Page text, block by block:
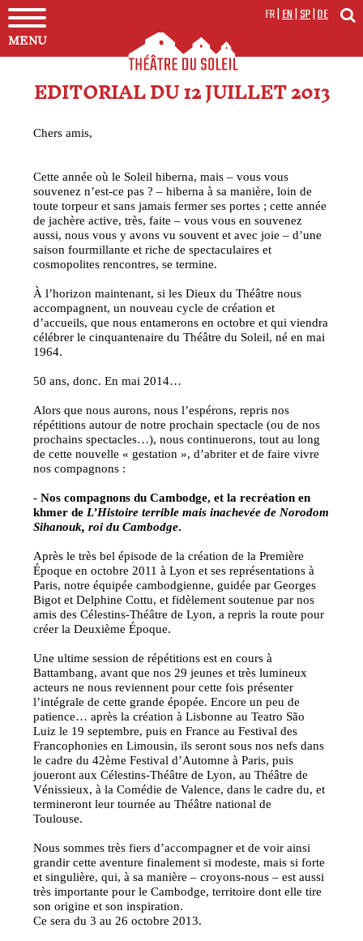
MENU
FR|EN|SP|DE
EDITORIAL DU 12 JUILLET 2013
Chers amis,
Cette année où le Soleil hiberna, mais – vous vous
souvenez n’est-ce pas ? – hiberna à sa manière, loin de
toute torpeur et sans jamais fermer ses portes ; cette année
de jachère active, très, faite – vous vous en souvenez
aussi, nous vous y avons vu souvent et avec joie – d’une
saison fourmillante et riche de spectaculaires et
cosmopolites rencontres, se termine.
À l’horizon maintenant, si les Dieux du Théâtre nous
accompagnent, un nouveau cycle de création et
d’accueils, que nous entamerons en octobre et qui viendra
célébrer le cinquantenaire du Théâtre du Soleil, né en mai
1964.
50 ans, donc. En mai 2014…
Alors que nous aurons, nous l’espérons, repris nos
répétitions autour de notre prochain spectacle (ou de nos
prochains spectacles…), nous continuerons, tout au long
de cette nouvelle « gestation », d’abriter et de faire vivre
nos compagnons :
-Nos compagnons du Cambodge, et la recréation en
khmer de L’Histoire terrible mais inachevée de Norodom
Sihanouk, roi du Cambodge.
Après le très bel épisode de la création de la Première
Époque en octobre 2011 à Lyon et ses représentations à
Paris, notre équipée cambodgienne, guidée par Georges
Bigot et Delphine Cottu, et fidèlement soutenue par nos
amis des Célestins-Théâtre de Lyon, a repris la route pour
créer la Deuxième Époque.
Une ultime session de répétitions est en cours à
Battambang, avant que nos 29 jeunes et très lumineux
acteurs ne nous reviennent pour cette fois présenter
l’intégrale de cette grande épopée. Encore un peu de
patience… après la création à Lisbonne au Teatro São
Luiz le 19 septembre, puis en France au Festival des
Francophonies en Limousin, ils seront sous nos nefs dans
le cadre du 42ème Festival d’Automne à Paris, puis
joueront aux Célestins-Théâtre de Lyon, au Théâtre de
Vénissieux, à la Comédie de Valence, dans le cadre du, et
termineront leur tournée au Théâtre national de
Toulouse.
Nous sommes très fiers d’accompagner et de voir ainsi
grandir cette aventure finalement si modeste, mais si forte
et singulière, qui, à sa manière – croyons-nous – est aussi
très importante pour le Cambodge, territoire dont elle tire
son origine et son inspiration.
Ce sera du 3 au 26 octobre 2013.